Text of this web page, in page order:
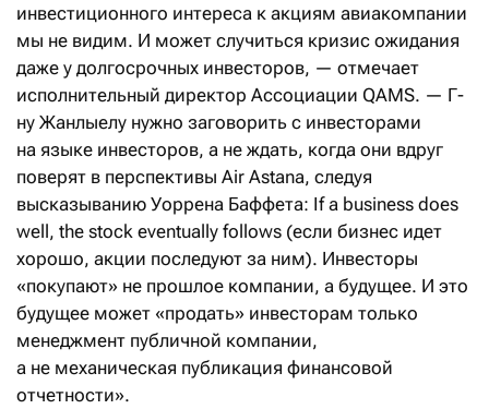
инвестиционного интереса к акциям авиакомпании
мы не видим. И может случиться кризис ожидания
даже у долгосрочных инвесторов, — отмечает
исполнительный директор Ассоциации QAMS. — Г-
ну Жанлыелу нужно заговорить с инвесторами
на языке инвесторов, а не ждать, когда они вдруг
поверят в перспективы Air Astana, следуя
высказыванию Уоррена Баффета: If a business does
well, the stock eventually follows (если бизнес идет
хорошо, акции последуют за ним). Инвесторы
«покупают» не прошлое компании, а будущее. И это
будущее может «продать» инвесторам только
менеджмент публичной компании,
а не механическая публикация финансовой
отчетности».